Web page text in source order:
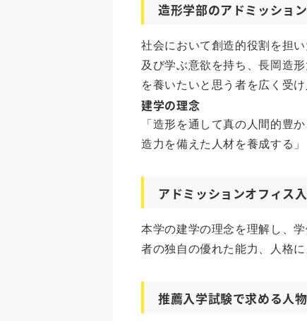
造形学部のアドミッショ
社会において創造的役割を担
及び学ぶ意欲を持ち、長岡造
を養いたいと思う者を広く受け
建学の理念
「造形を通して真の人間的豊
造力を備えた人材を養成する」
アドミッションオフィス
本学の建学の理念を理解し、
者の独自の優れた能力、人格
推薦入学試験で求める人